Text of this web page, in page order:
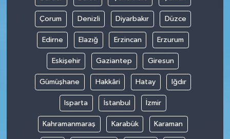
Çorum Denizli Diyarbakır Düzce
Edirne Elazığ Erzincan Erzurum
Eskişehir Gaziantep Giresun
Gümüşhane Hakkâri Hatay Iğdır
Isparta İstanbul İzmir
Kahramanmaraş Karabük Karaman